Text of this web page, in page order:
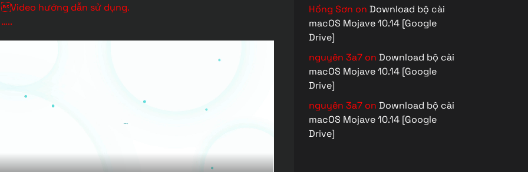
Video hướng dẫn sử dụng.
…..
Hồng Sơn onDownload bộ cài
macOS Mojave 10.14 [Google
Drive]
nguyên 3a7 onDownload bộ cài
macOS Mojave 10.14 [Google
Drive]
nguyên 3a7 onDownload bộ cài
macOS Mojave 10.14 [Google
Drive]